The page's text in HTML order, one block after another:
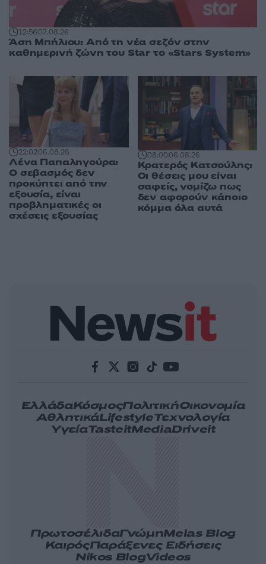
12:5607.08.26
Άση Μπήλιου: Από τη νέα σεζόν στην
καθημερινή ζώνη του Star το «Stars System»
22:0206.08.26
Λένα Παπαληγούρα:
Ο σεβασμός δεν
προκύπτει από την
εξουσία, είναι
προβληματικές οι
σχέσεις εξουσίας
08:0006.08.26
Κρατερός Κατσούλης:
Οι θέσεις μου είναι
σαφείς, νομίζω πως
δεν αφορούν κάποιο
κόμμα όλα αυτά
ΕλλάδαΚόσμοςΠολιτικήΟικονομία
ΑθλητικάLifestyleΤεχνολογία
ΥγείαTasteitMediaDriveit
ΠρωτοσέλιδαΓνώμηMelas Blog
ΚαιρόςΠαράξενες Ειδήσεις
Nikos BlogVideos